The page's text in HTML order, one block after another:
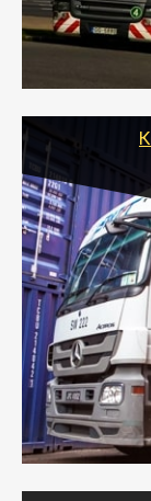
- Тайгер
качественно
грузы по
другим
-
безопасно.
- Наша
стандартных
шаландах и
используя